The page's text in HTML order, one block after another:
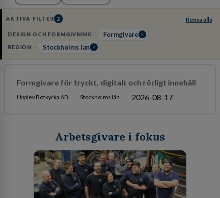
AKTIVA FILTER 2 Rensa alla
DESIGN OCH FORMGIVNING Formgivare
REGION Stockholms län
Formgivare för tryckt, digitalt och rörligt innehåll
Upplev Botkyrka AB Stockholms län 2026-08-17
Arbetsgivare i fokus